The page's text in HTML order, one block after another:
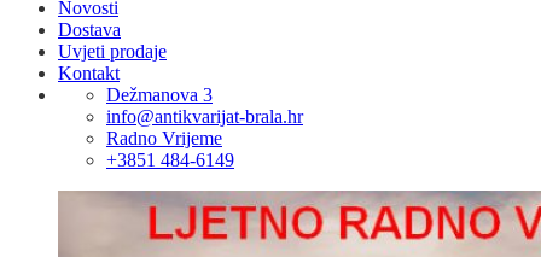
Novosti
Dostava
Uvjeti prodaje
Kontakt
Dežmanova 3
info@antikvarijat-brala.hr
Radno Vrijeme
+3851 484-6149